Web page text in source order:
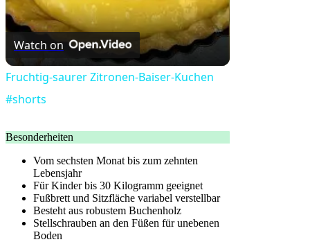
Watch on
Fruchtig-saurer Zitronen-Baiser-Kuchen
#shorts
Besonderheiten
Vom sechsten Monat bis zum zehnten
Lebensjahr
Für Kinder bis 30 Kilogramm geeignet
Fußbrett und Sitzfläche variabel verstellbar
Besteht aus robustem Buchenholz
Stellschrauben an den Füßen für unebenen
Boden